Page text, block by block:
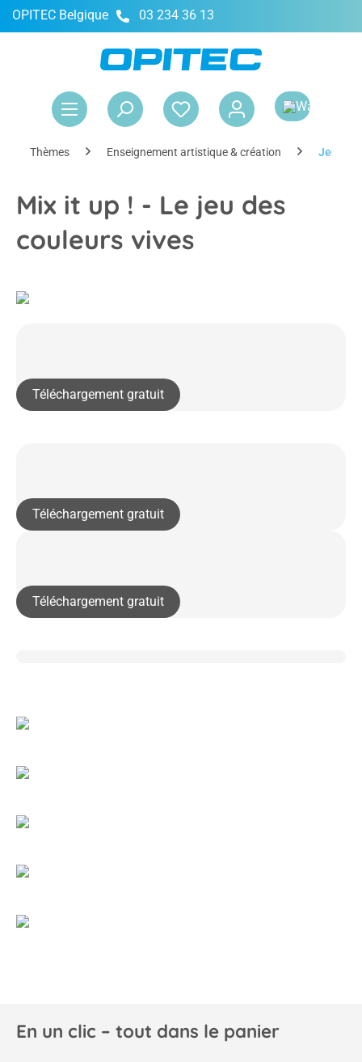
principal
OPITEC Belgique 03 234 36 13
Thèmes Enseignement artistique & création Jeu de
Mix it up ! - Le jeu des
couleurs vives
Téléchargement gratuit
Téléchargement gratuit
Téléchargement gratuit
En un clic – tout dans le panier